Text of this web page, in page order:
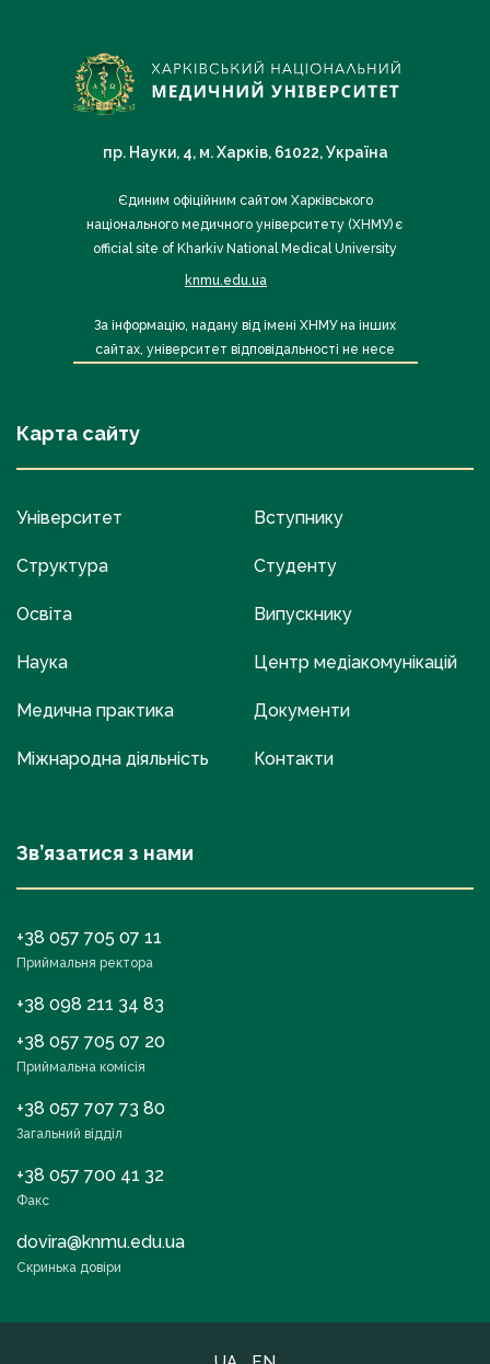
пр. Науки, 4, м. Харків, 61022, Україна
Єдиним офіційним сайтом Харківського
національного медичного університету (ХНМУ) є
official site of Kharkiv National Medical University
knmu.edu.ua
За інформацію, надану від імені ХНМУ на інших
сайтах, університет відповідальності не несе
Карта сайту
Університет
Структура
Освіта
Наука
Медична практика
Міжнародна діяльність
Вступнику
Студенту
Випускнику
Центр медіакомунікацій
Документи
Контакти
Зв’язатися з нами
+38 057 705 07 11
Приймальня ректора
+38 098 211 34 83
+38 057 705 07 20
Приймальна комісія
+38 057 707 73 80
Загальний відділ
+38 057 700 41 32
Факс
dovira@knmu.edu.ua
Скринька довіри